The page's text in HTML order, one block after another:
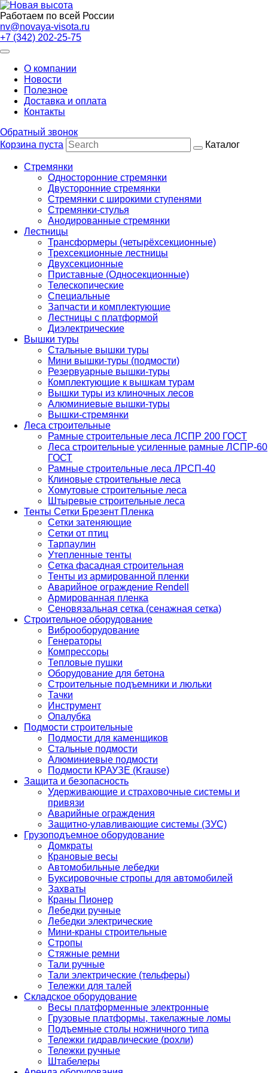
Работаем по всей России
nv@novaya-visota.ru
+7 (342) 202-25-75
О компании
Новости
Полезное
Доставка и оплата
Контакты
Обратный звонок
Корзина пуста
Каталог
Стремянки
Односторонние стремянки
Двусторонние стремянки
Стремянки с широкими ступенями
Стремянки-стулья
Анодированные стремянки
Лестницы
Трансформеры (четырёхсекционные)
Трехсекционные лестницы
Двухсекционные
Приставные (Односекционные)
Телескопические
Специальные
Запчасти и комплектующие
Лестницы с платформой
Диэлектрические
Вышки туры
Стальные вышки туры
Мини вышки-туры (подмости)
Резервуарные вышки-туры
Комплектующие к вышкам турам
Вышки туры из клиночных лесов
Алюминиевые вышки-туры
Вышки-стремянки
Леса строительные
Рамные строительные леса ЛСПР 200 ГОСТ
Леса строительные усиленные рамные ЛСПР-60
ГОСТ
Рамные строительные леса ЛРСП-40
Клиновые строительные леса
Хомутовые строительные леса
Штыревые строительные леса
Тенты Сетки Брезент Пленка
Сетки затеняющие
Сетки от птиц
Тарпаулин
Утепленные тенты
Сетка фасадная строительная
Тенты из армированной пленки
Аварийное ограждение Rendell
Армированная пленка
Сеновязальная сетка (сенажная сетка)
Строительное оборудование
Виброоборудование
Генераторы
Компрессоры
Тепловые пушки
Оборудование для бетона
Строительные подъемники и люльки
Тачки
Инструмент
Опалубка
Подмости строительные
Подмости для каменщиков
Стальные подмости
Алюминиевые подмости
Подмости КРАУЗЕ (Krause)
Защита и безопасность
Удерживающие и страховочные системы и
привязи
Аварийные ограждения
Защитно-улавливающие системы (ЗУС)
Грузоподъемное оборудование
Домкраты
Крановые весы
Автомобильные лебедки
Буксировочные стропы для автомобилей
Захваты
Краны Пионер
Лебедки ручные
Лебедки электрические
Мини-краны строительные
Стропы
Стяжные ремни
Тали ручные
Тали электрические (тельферы)
Тележки для талей
Складское оборудование
Весы платформенные электронные
Грузовые платформы, такелажные ломы
Подъемные столы ножничного типа
Тележки гидравлические (рохли)
Тележки ручные
Штабелеры